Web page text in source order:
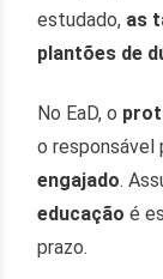
estudado, as
plantões de
No EaD, o
o responsável
engajado.
educação é
prazo.